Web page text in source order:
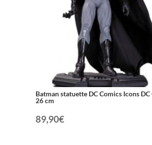
Batman statuette DC Comics Icons
26 cm
89,90€